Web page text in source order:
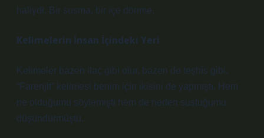
haliydi. Bir susma, bir içe dönme.
Kelimelerin İnsan İçindeki Yeri
Kelimeler bazen ilaç gibi olur, bazen de teşhis gibi.
“Farenjit” kelimesi benim için ikisini de yapmıştı. Hem
ne olduğumu söylemişti hem de neden sustuğumu
düşündürmüştü.